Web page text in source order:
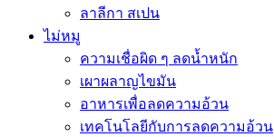
ลาลีกา สเปน
ไม่หมู
ความเชื่อผิด ๆ ลดน้ำหนัก
เผาผลาญไขมัน
อาหารเพื่อลดความอ้วน
เทคโนโลยีกับการลดความอ้วน